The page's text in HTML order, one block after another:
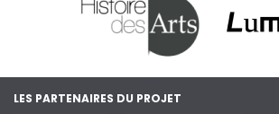
LES PARTENAIRES DU PROJET